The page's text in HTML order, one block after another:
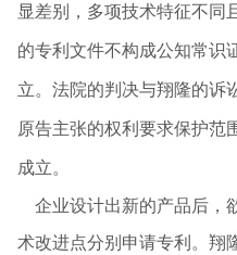
显差别，多项技术特征不同
的专利文件不构成公知常识
立。法院的判决与翔隆的诉
原告主张的权利要求保护范
成立。
企业设计出新的产品后，
术改进点分别申请专利。翔